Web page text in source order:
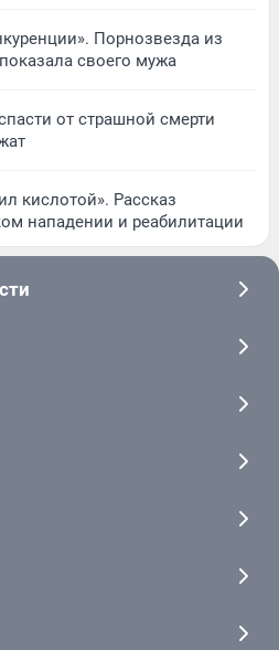
Порнозвезда из
своего мужа
от страшной смерти
кислотой». Рассказ
нападении и реабилитации